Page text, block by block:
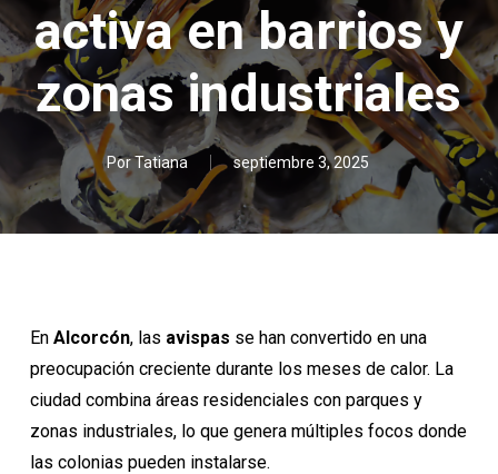
activa en barrios y
zonas industriales
PorTatiana septiembre 3, 2025
En Alcorcón, las avispas se han convertido en una
preocupación creciente durante los meses de calor. La
ciudad combina áreas residenciales con parques y
zonas industriales, lo que genera múltiples focos donde
las colonias pueden instalarse.